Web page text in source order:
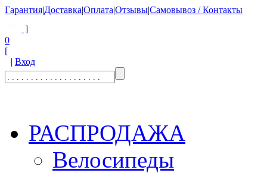
Гарантия|Доставка|Оплата|Отзывы|Самовывоз / Контакты
]
0
[
| Вход
РАСПРОДАЖА
Велосипеды